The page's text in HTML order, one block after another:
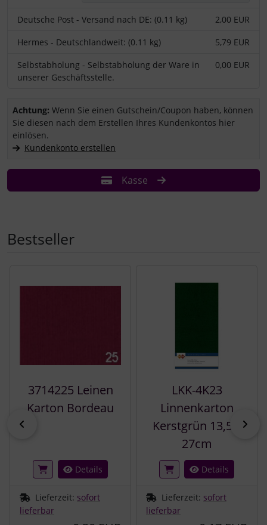
Deutsche Post - Versand nach DE: (0.11 kg)
2,00 EUR
Hermes - Deutschlandweit: (0.11 kg)
5,79 EUR
Selbstabholung - Selbstabholung der Ware in
unserer Geschäftsstelle.
0,00 EUR
Sie haben einen Coupon/Gutschein und wollen ihn einlösen?
Achtung: Wenn Sie einen Gutschein/Coupon haben, können
Sie diesen nach dem Erstellen Ihres Kundenkontos hier
einlösen.
Kundenkonto erstellen
Kasse
Bestseller
3714225 Leinen
Karton Bordeau
Details
Lieferzeit: sofort
lieferbar
LKK-4K23
Linnenkarton
Kerstgrün 13,5 x
27cm
Details
Lieferzeit: sofort
lieferbar